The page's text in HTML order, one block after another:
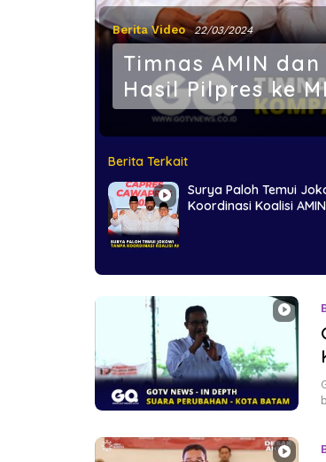
Berita Video 22/03/2024
Timnas AMIN
Hasil Pilpres ke
Berita Terkait
Surya Paloh Temui
Koordinasi Koalisi AMIN